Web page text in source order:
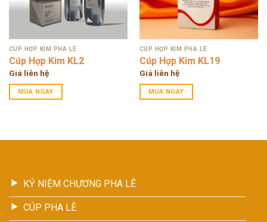
CÚP HỢP KIM PHA LÊ
Cúp Hợp Kim KL2
Giá liên hệ
MUA NGAY
CÚP HỢP KIM PHA LÊ
Cúp Hợp Kim KL19
Giá liên hệ
MUA NGAY
KỶ NIỆM CHƯƠNG PHA LÊ
CÚP PHA LÊ